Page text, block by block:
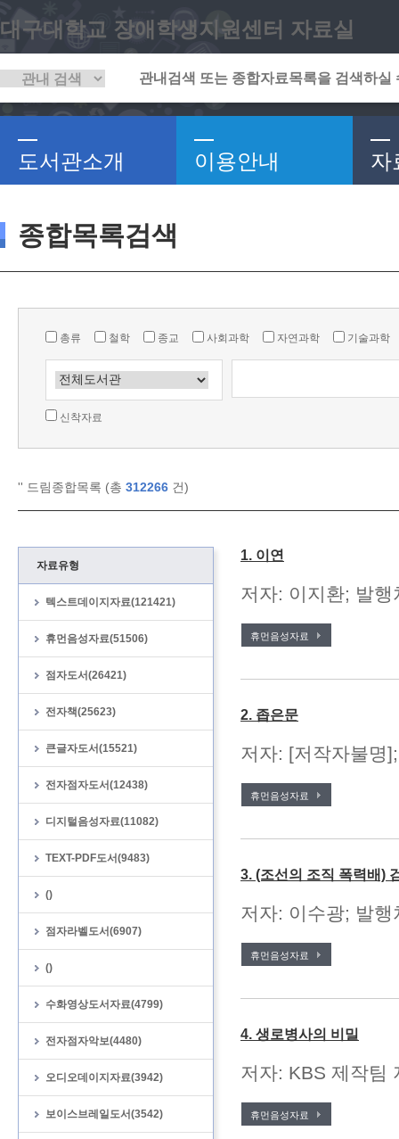
대구대학교 장애학생지원센터 자료실
도서관소개 이용안내 자
종합목록검색
총류 철학 종교 사회과학 자연과학 기술과학
신착자료
'' 드림종합목록 (총 312266 건)
자료유형
텍스트데이지자료(121421)
휴먼음성자료(51506)
점자도서(26421)
전자책(25623)
큰글자도서(15521)
전자점자도서(12438)
디지털음성자료(11082)
TEXT-PDF도서(9483)
()
점자라벨도서(6907)
()
수화영상도서자료(4799)
전자점자악보(4480)
오디오데이지자료(3942)
보이스브레일도서(3542)
1. 이연
저자: 이지환; 발
휴먼음성자료
2. 좁은문
저자: [저작자불명
휴먼음성자료
3. (조선의 조직 폭력배)
저자: 이수광; 발
휴먼음성자료
4. 생로병사의 비밀
저자: KBS 제작팀
휴먼음성자료